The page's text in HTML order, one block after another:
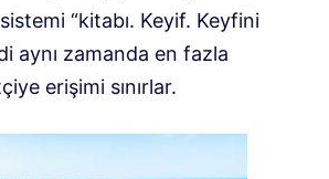
“kitabı. Keyif. Keyfini
aynı zamanda en fazla
erişimi sınırlar.